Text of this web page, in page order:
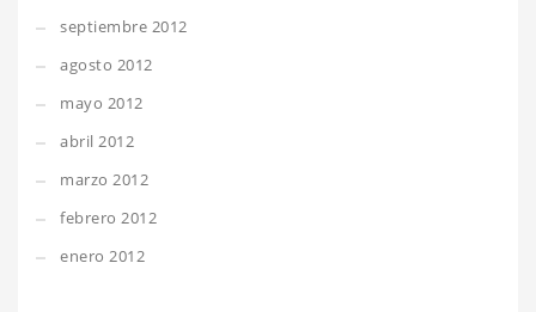
septiembre 2012
agosto 2012
mayo 2012
abril 2012
marzo 2012
febrero 2012
enero 2012